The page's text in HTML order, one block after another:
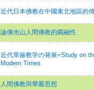
近代日本佛教在中國東北地區的
論佛光山人間佛教的圓融性
近代華厳教学の発展=Study on
Modern Times
人間佛教與華嚴思想